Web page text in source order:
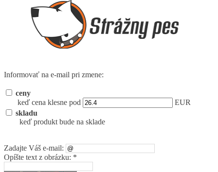
Informovať na e-mail pri zmene:
ceny
keď cena klesne pod
EUR
skladu
keď produkt bude na sklade
Zadajte Váš e-mail:
Opíšte text z obrázku: *